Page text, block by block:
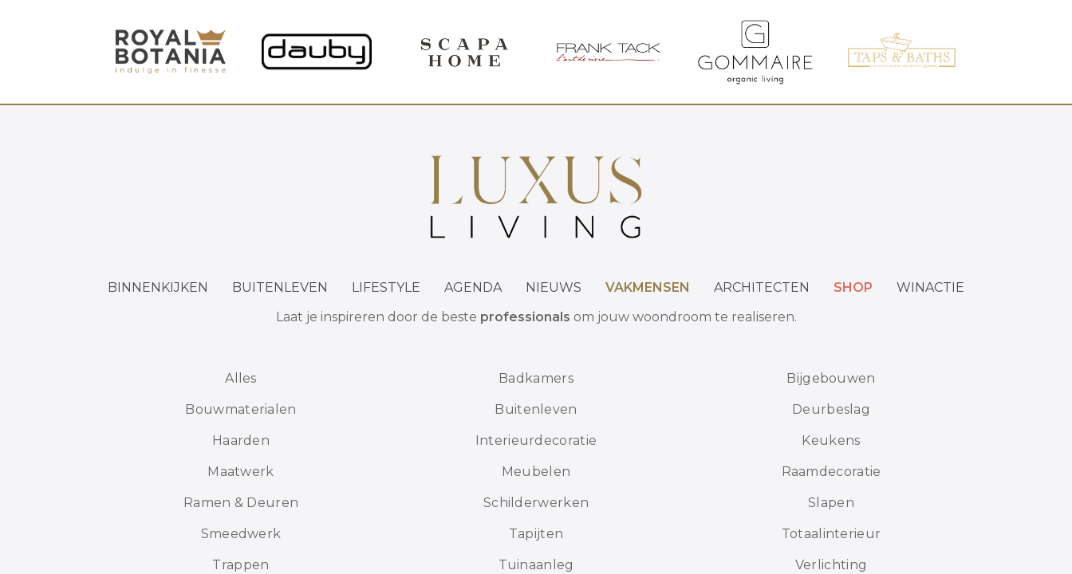
BINNENKIJKEN BUITENLEVEN LIFESTYLE AGENDA NIEUWS VAKMENSEN ARCHITECTEN SHOP WINACTIE
Laat je inspireren door de beste professionals om jouw woondroom te realiseren.
Alles Badkamers Bijgebouwen
Bouwmaterialen Buitenleven Deurbeslag
Haarden Interieurdecoratie Keukens
Maatwerk Meubelen Raamdecoratie
Ramen & Deuren Schilderwerken Slapen
Smeedwerk Tapijten Totaalinterieur
Trappen Tuinaanleg Verlichting